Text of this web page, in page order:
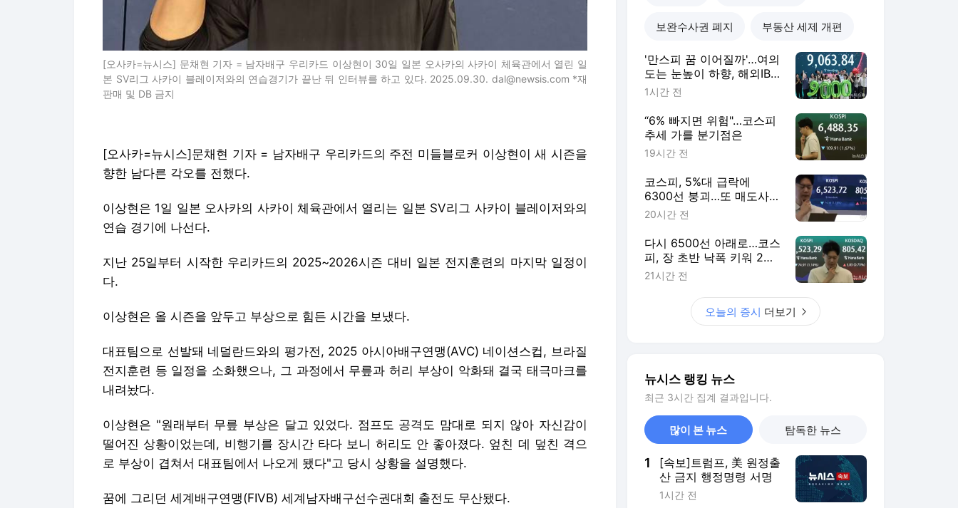
[오사카=뉴시스] 문채현 기자 = 남자배구 우리카드 이상현이 30일 일본 오사카의 사카이 체육관에서 열린 일
본 SV리그 사카이 블레이저와의 연습경기가 끝난 뒤 인터뷰를 하고 있다. 2025.09.30. dal@newsis.com *재
판매 및 DB 금지
[오사카=뉴시스]문채현 기자 = 남자배구 우리카드의 주전 미들블로커 이상현이 새 시즌을
향한 남다른 각오를 전했다.
이상현은 1일 일본 오사카의 사카이 체육관에서 열리는 일본 SV리그 사카이 블레이저와의
연습 경기에 나선다.
지난 25일부터 시작한 우리카드의 2025~2026시즌 대비 일본 전지훈련의 마지막 일정이
다.
이상현은 올 시즌을 앞두고 부상으로 힘든 시간을 보냈다.
대표팀으로 선발돼 네덜란드와의 평가전, 2025 아시아배구연맹(AVC) 네이션스컵, 브라질
전지훈련 등 일정을 소화했으나, 그 과정에서 무릎과 허리 부상이 악화돼 결국 태극마크를
내려놨다.
이상현은 "원래부터 무릎 부상은 달고 있었다. 점프도 공격도 맘대로 되지 않아 자신감이
떨어진 상황이었는데, 비행기를 장시간 타다 보니 허리도 안 좋아졌다. 엎친 데 덮친 격으
로 부상이 겹쳐서 대표팀에서 나오게 됐다"고 당시 상황을 설명했다.
꿈에 그리던 세계배구연맹(FIVB) 세계남자배구선수권대회 출전도 무산됐다.
보완수사권 폐지 부동산 세제 개편
'만스피 꿈 이어질까'…여의
도는 눈높이 하향, 해외IB
는 "더 간다"
1시간 전
“6% 빠지면 위험"…코스피
추세 가를 분기점은
19시간 전
코스피, 5%대 급락에
6300선 붕괴…또 매도사이
드카
20시간 전
다시 6500선 아래로…코스
피, 장 초반 낙폭 키워 2%
대 하락
21시간 전
오늘의 증시 더보기
뉴시스 랭킹 뉴스
최근 3시간 집계 결과입니다.
많이 본 뉴스 탐독한 뉴스
1
[속보]트럼프, 美 원정출
산 금지 행정명령 서명
1시간 전